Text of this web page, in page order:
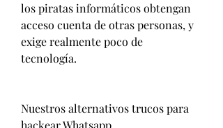
los piratas informáticos obtengan
acceso cuenta de otras personas, y
exige realmente poco de
tecnología.
Nuestros alternativos trucos para
hackear Whatsapp